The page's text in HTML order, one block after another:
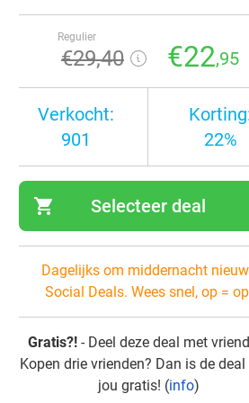
Regulier
€29,40 €22,95
Verkocht:
901
22%
shopping_cart Selecteer deal
Dagelijks om middernacht
Social Deals. Wees snel, op =
Gratis?! - Deel deze deal met
Kopen drie vrienden? Dan is de
jou gratis! (info)